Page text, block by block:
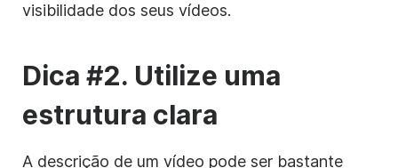
visibilidade dos seus vídeos.
Dica #2. Utilize uma
estrutura clara
A descrição de um vídeo pode ser bastante